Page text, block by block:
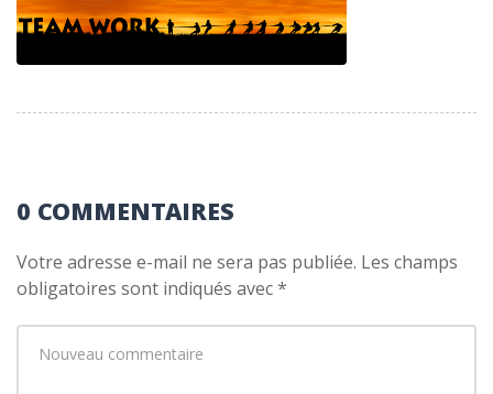
0 COMMENTAIRES
Votre adresse e-mail ne sera pas publiée. Les champs
obligatoires sont indiqués avec*
commentaire*